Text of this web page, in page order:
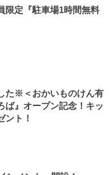
限定『駐車場1時間無料
た※＜おかいものけん有
ば』オープン記念！キッ
ント！